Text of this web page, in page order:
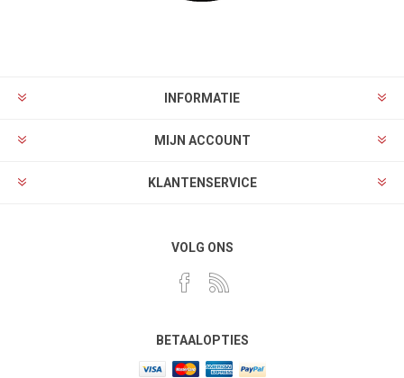
INFORMATIE
MIJN ACCOUNT
KLANTENSERVICE
VOLG ONS
BETAALOPTIES